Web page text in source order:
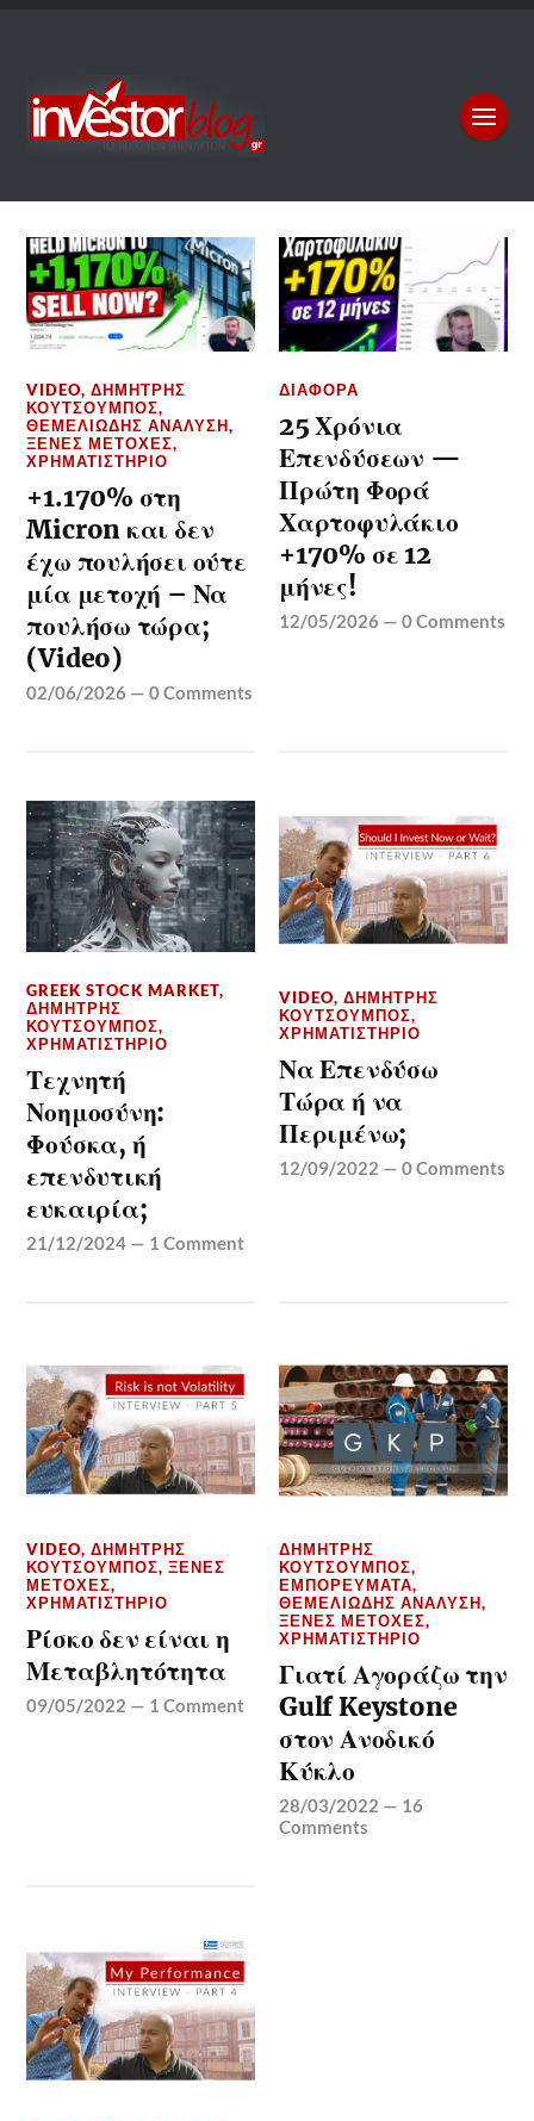
VIDEO,ΔΗΜΉΤΡΗΣ
ΚΟΥΤΣΟΥΜΠΌΣ,
ΘΕΜΕΛΙΏΔΗΣ ΑΝΆΛΥΣΗ,
ΞΈΝΕΣ ΜΕΤΟΧΈΣ,
ΧΡΗΜΑΤΙΣΤΉΡΙΟ
+1.170% στη
Micron και δεν
έχω πουλήσει ούτε
μία μετοχή – Να
πουλήσω τώρα;
(Video)
02/06/2026 —0 Comments
ΔΙΆΦΟΡΑ
25 Χρόνια
Επενδύσεων —
Πρώτη Φορά
Χαρτοφυλάκιο
+170% σε 12
μήνες!
12/05/2026 —0 Comments
GREEK STOCK MARKET,
ΔΗΜΉΤΡΗΣ
ΚΟΥΤΣΟΥΜΠΌΣ,
ΧΡΗΜΑΤΙΣΤΉΡΙΟ
Τεχνητή
Νοημοσύνη:
Φούσκα, ή
επενδυτική
ευκαιρία;
21/12/2024 — 1 Comment
VIDEO,ΔΗΜΉΤΡΗΣ
ΚΟΥΤΣΟΥΜΠΌΣ,
ΧΡΗΜΑΤΙΣΤΉΡΙΟ
Να Επενδύσω
Τώρα ή να
Περιμένω;
12/09/2022 —0 Comments
VIDEO,ΔΗΜΉΤΡΗΣ
ΚΟΥΤΣΟΥΜΠΌΣ,ΞΈΝΕΣ
ΜΕΤΟΧΈΣ,
ΧΡΗΜΑΤΙΣΤΉΡΙΟ
Ρίσκο δεν είναι η
Μεταβλητότητα
09/05/2022 — 1 Comment
ΔΗΜΉΤΡΗΣ
ΚΟΥΤΣΟΥΜΠΌΣ,
ΕΜΠΟΡΕΎΜΑΤΑ,
ΘΕΜΕΛΙΏΔΗΣ ΑΝΆΛΥΣΗ,
ΞΈΝΕΣ ΜΕΤΟΧΈΣ,
ΧΡΗΜΑΤΙΣΤΉΡΙΟ
Γιατί Αγοράζω την
Gulf Keystone
στον Ανοδικό
Κύκλο
28/03/2022 — 16
Comments